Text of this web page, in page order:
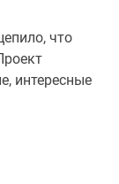
что
интересные